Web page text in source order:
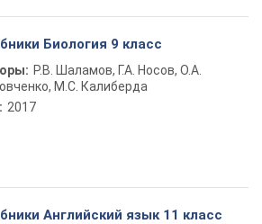
Биология 9 класс
Р.В. Шаламов, Г.А. Носов, О.А.
М.С. Калиберда
2017
Английский язык 11 класс